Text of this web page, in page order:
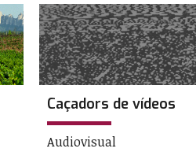
Caçadors de vídeos
Audiovisual